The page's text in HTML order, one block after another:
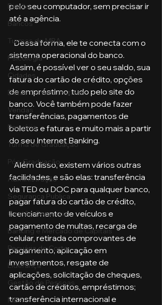
Direito
Bancos
Turmas de MBA
Psicologia
Cidades
Datas Comemorativas
Vendas
Pecuária
Turma de Graduação
Pós-Graduação
Administração
Segurança Publica
Gestão Comercial
Banking e Mercado de Capitais
Pecuária de Corte
Liderança
Gestão de Pessoas
MBA
pelo seu computador, sem precisar ir
até a agência.
   Dessa forma, ele te conecta com o
sistema operacional do banco.
Assim, é possível ver o seu saldo, sua
fatura do cartão de crédito, opções
de empréstimo, tudo pelo site do
banco. Você também pode fazer
transferências, pagamentos de
boletos e faturas e muito mais a partir
do seu Internet Banking.
   Além disso, existem vários outras
facilidades, e são elas: transferência
via TED ou DOC para qualquer banco,
pagar fatura do cartão de crédito,
licenciamento de veículos e
pagamento de multas, recarga de
celular, retirada comprovantes de
pagamento, aplicação em
investimentos, resgate de
aplicações, solicitação de cheques,
cartão de créditos, empréstimos;
transferência internacional e